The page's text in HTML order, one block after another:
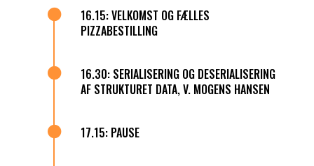

16.15: VELKOMST OG FÆLLES
PIZZABESTILLING

16.30: SERIALISERING OG DESERIALISERING
AF STRUKTURET DATA, V. MOGENS HANSEN
 17.15: PAUSE